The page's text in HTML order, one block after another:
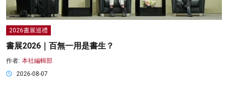
2026書展巡禮
書展2026｜百無一用是書生？
作者: 本社編輯部
2026-08-07